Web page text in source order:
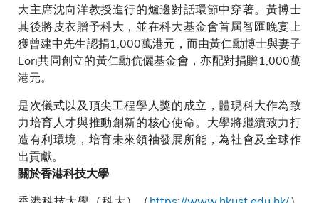
大主席沈向洋教授進行的爐邊對話環節中穿著。黃博士
其後將皮衣贈予科大，並在科大基金會首屆智匯晚宴上
獲曾建中先生認捐1,000萬港元，而由黃仁勳博士與妻子
Lori共同創立的黃仁勳伉儷基金會，亦配對捐贈1,000萬
港元。
是次儀式以及頂尖工程學人獎的成立，體現科大作為致
力培育人才與推動創新的核心使命。大學將繼續致力打
造有利環境，培育未來領袖發展所能，為社會及全球作
出貢獻。
關於香港科技大學